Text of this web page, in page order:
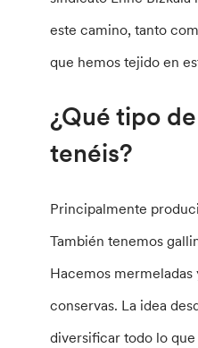
este camino, tanto
que hemos tejido en
¿Qué tipo
tenéis?
Principalmente
También tenemos
Hacemos mermeladas
conservas. La idea
diversificar todo lo